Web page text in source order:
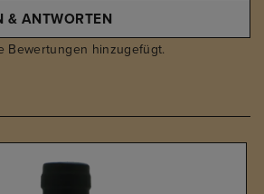
& ANTWORTEN
Bewertungen hinzugefügt.